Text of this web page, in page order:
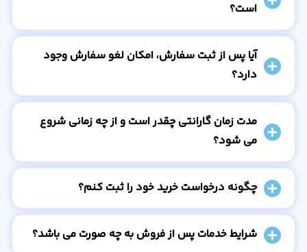
است؟
آیا پس از ثبت سفارش، امکان لغو سفارش وجود
دارد؟
مدت زمان گارانتی چقدر است و از چه زمانی شروع
می شود؟
چگونه درخواست خرید خود را ثبت کنم؟
شرایط خدمات پس از فروش به چه صورت می باشد؟